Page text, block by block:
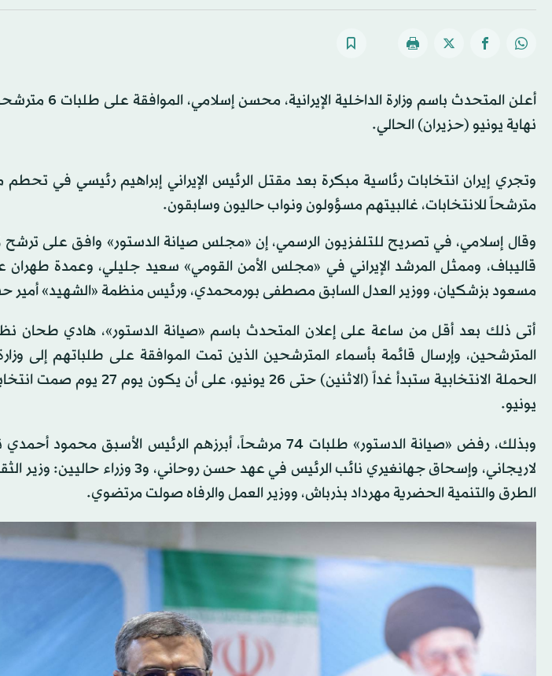
أعلن المتحدث باسم
نهاية يونيو (حزيران) الحالي.
مترشحاً للانتخابات، غالبيتهم مسؤولون ونواب حاليون وسابقون.
وقال إسلامي، في تصريح للتلفزيون الرسمي، إن «مجلس صيانة الدستور» وافق على
قاليباف، وممثل المرشد الإيراني في «مجلس الأمن القومي» سعيد جليلي، وعمدة طهران
مسعود بزشكيان، ووزير العدل السابق مصطفى بورمحمدي، ورئيس منظمة «الشهيد»
أتى ذلك بعد أقل من ساعة على إعلان المتحدث باسم «صيانة الدستور»، هادي طحان
المترشحين، وإرسال قائمة بأسماء المترشحين الذين تمت الموافقة على طلباتهم إلى
يونيو.
وبذلك، رفض «صيانة الدستور» طلبات 74 مرشحاً، أبرزهم الرئيس
لاريجاني، وإسحاق جهانغيري نائب الرئيس في
الطرق والتنمية الحضرية مهرداد بذرباش، ووزير العمل والرفاه صولت مرتضوي.